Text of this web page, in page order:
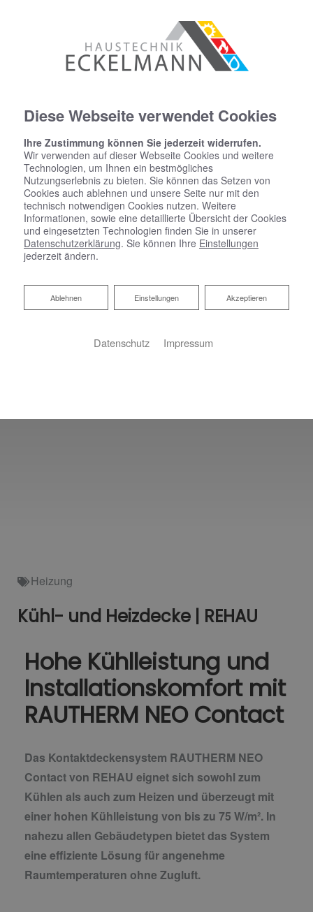
Heizung
Kühl- und Heizdecke | REHAU
Hohe Kühlleistung und
Installationskomfort mit
RAUTHERM NEO Contact
Das Kontaktdeckensystem RAUTHERM NEO
Contact von REHAU eignet sich sowohl zum
Kühlen als auch zum Heizen und überzeugt mit
einer hohen Kühlleistung von bis zu 75 W/m². In
nahezu allen Gebäudetypen bietet das System
eine effiziente Lösung für angenehme
Raumtemperaturen ohne Zugluft.
Diese Webseite verwendet Cookies
Ihre Zustimmung können Sie jederzeit widerrufen.
Wir verwenden auf dieser Webseite Cookies und weitere
Technologien, um Ihnen ein bestmögliches
Nutzungserlebnis zu bieten. Sie können das Setzen von
Cookies auch ablehnen und unsere Seite nur mit den
technisch notwendigen Cookies nutzen. Weitere
Informationen, sowie eine detaillierte Übersicht der Cookies
und eingesetzten Technologien finden Sie in unserer
Datenschutzerklärung. Sie können Ihre Einstellungen
jederzeit ändern.
Akzeptieren
Einstellungen
Ablehnen
Ablehnen
Datenschutz Impressum